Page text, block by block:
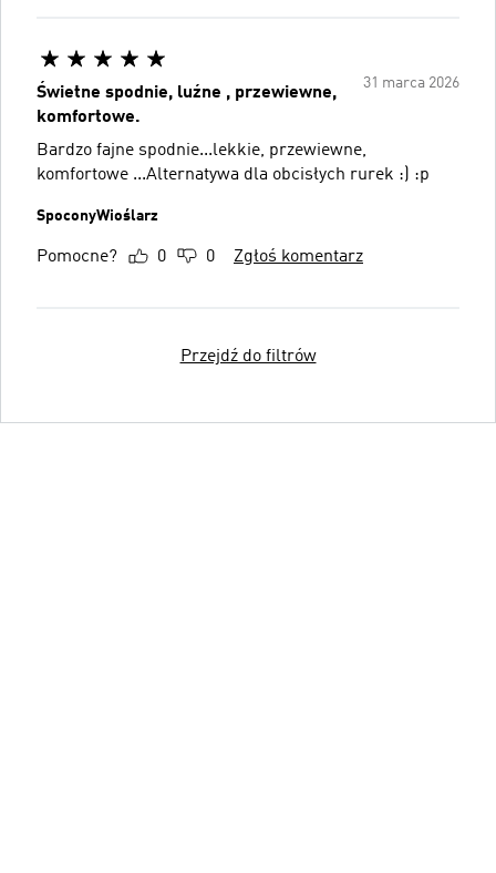
31 marca 2026
Świetne spodnie, luźne , przewiewne,
komfortowe.
Bardzo fajne spodnie...lekkie, przewiewne,
komfortowe ...Alternatywa dla obcisłych rurek :) :p
SpoconyWioślarz
Pomocne? 0 0 Zgłoś komentarz
Przejdź do filtrów